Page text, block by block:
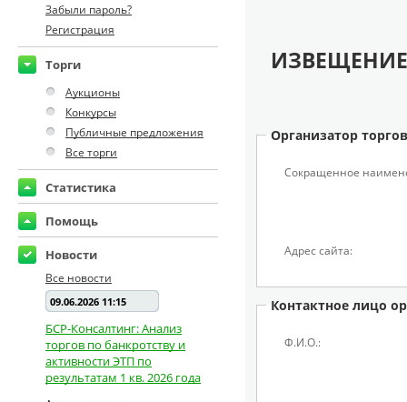
Забыли пароль?
Регистрация
Торги
Аукционы
Конкурсы
Публичные предложения
Все торги
Статистика
Помощь
Новости
Все новости
09.06.2026 11:15
БСР-Консалтинг: Анализ
торгов по банкротству и
активности ЭТП по
результатам 1 кв. 2026 года
Организатор торгов
Сокращенное
Адрес сайта:
Контактное лицо
Ф.И.О.: